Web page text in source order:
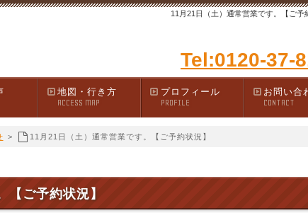
11月21日（土）通常営業です。【ご予
Tel:0120-37-
地図・行き方
ACCESS MAP
プロフィール
PROFILE
お問い合
CONTACT
> 11月21日（土）通常営業です。【ご予約状況】
ご予約状況】